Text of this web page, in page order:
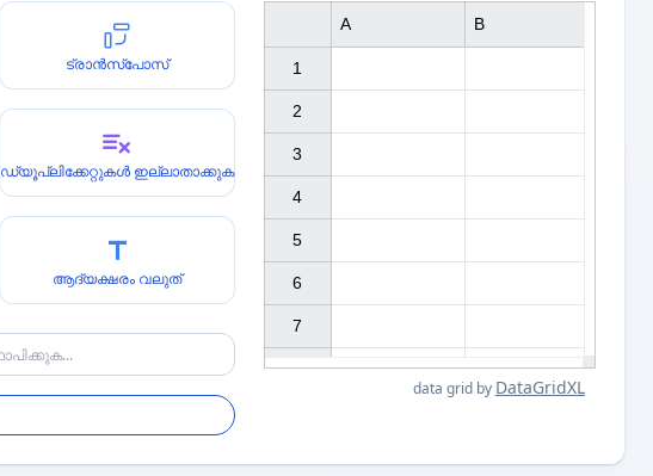
ട്രാൻസ്പോസ്
ഡ്യൂപ്ലിക്കേറ്റുകൾ ഇല്ലാതാക്കുക
ആദ്യക്ഷരം വലുത്
1
2
3
4
5
6
7
A B
data grid by DataGridXL